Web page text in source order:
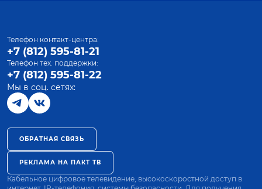
Телефон контакт-центра:
+7 (812) 595-81-21
Телефон тех. поддержки:
+7 (812) 595-81-22
Мы в соц. сетях:
ОБРАТНАЯ СВЯЗЬ
РЕКЛАМА НА ПАКТ ТВ
Кабельное цифровое телевидение, высокоскоростной доступ в